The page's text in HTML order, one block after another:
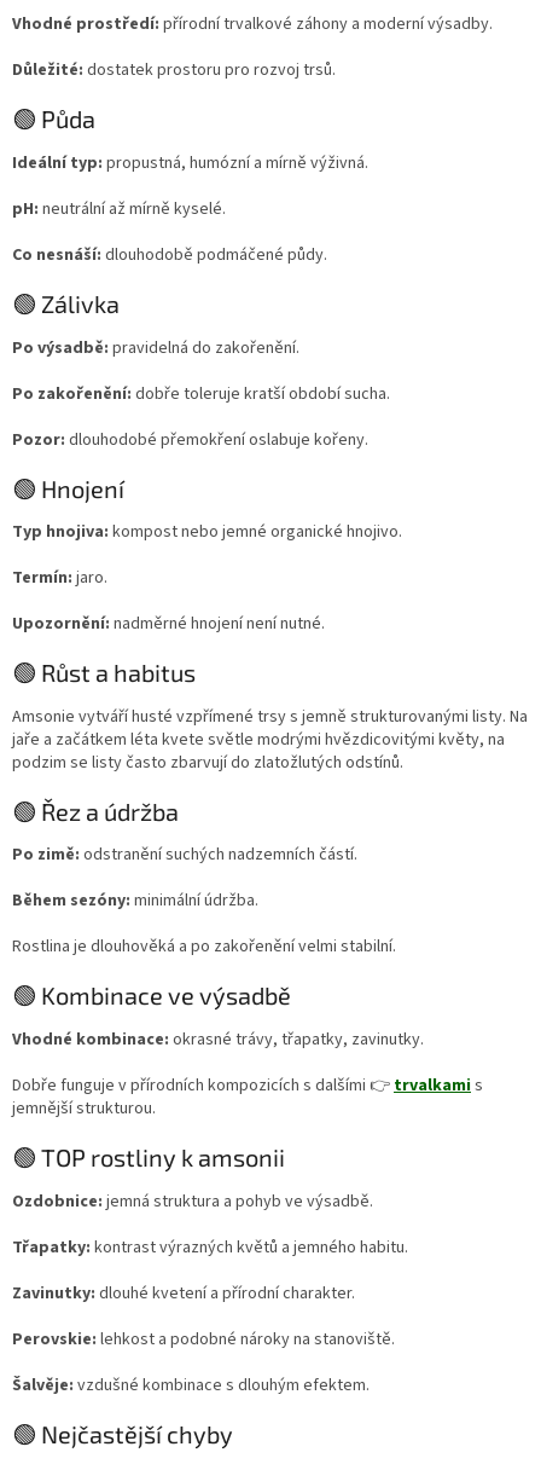
Vhodné prostředí: přírodní trvalkové záhony a moderní výsadby.
Důležité: dostatek prostoru pro rozvoj trsů.
🟢 Půda
Ideální typ: propustná, humózní a mírně výživná.
pH: neutrální až mírně kyselé.
Co nesnáší: dlouhodobě podmáčené půdy.
🟢 Zálivka
Po výsadbě: pravidelná do zakořenění.
Po zakořenění: dobře toleruje kratší období sucha.
Pozor: dlouhodobé přemokření oslabuje kořeny.
🟢 Hnojení
Typ hnojiva: kompost nebo jemné organické hnojivo.
Termín: jaro.
Upozornění: nadměrné hnojení není nutné.
🟢 Růst a habitus
Amsonie vytváří husté vzpřímené trsy s jemně strukturovanými listy. Na
jaře a začátkem léta kvete světle modrými hvězdicovitými květy, na
podzim se listy často zbarvují do zlatožlutých odstínů.
🟢 Řez a údržba
Po zimě: odstranění suchých nadzemních částí.
Během sezóny: minimální údržba.
Rostlina je dlouhověká a po zakořenění velmi stabilní.
🟢 Kombinace ve výsadbě
Vhodné kombinace: okrasné trávy, třapatky, zavinutky.
Dobře funguje v přírodních kompozicích s dalšími 👉 trvalkamis
jemnější strukturou.
🟢 TOP rostliny k amsonii
Ozdobnice: jemná struktura a pohyb ve výsadbě.
Třapatky: kontrast výrazných květů a jemného habitu.
Zavinutky: dlouhé kvetení a přírodní charakter.
Perovskie: lehkost a podobné nároky na stanoviště.
Šalvěje: vzdušné kombinace s dlouhým efektem.
🟢 Nejčastější chyby